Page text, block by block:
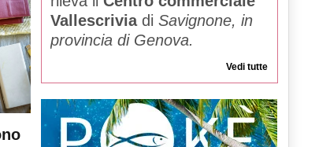
Vallescriviadi Savignone, in
provincia di Genova.
Vedi tutte